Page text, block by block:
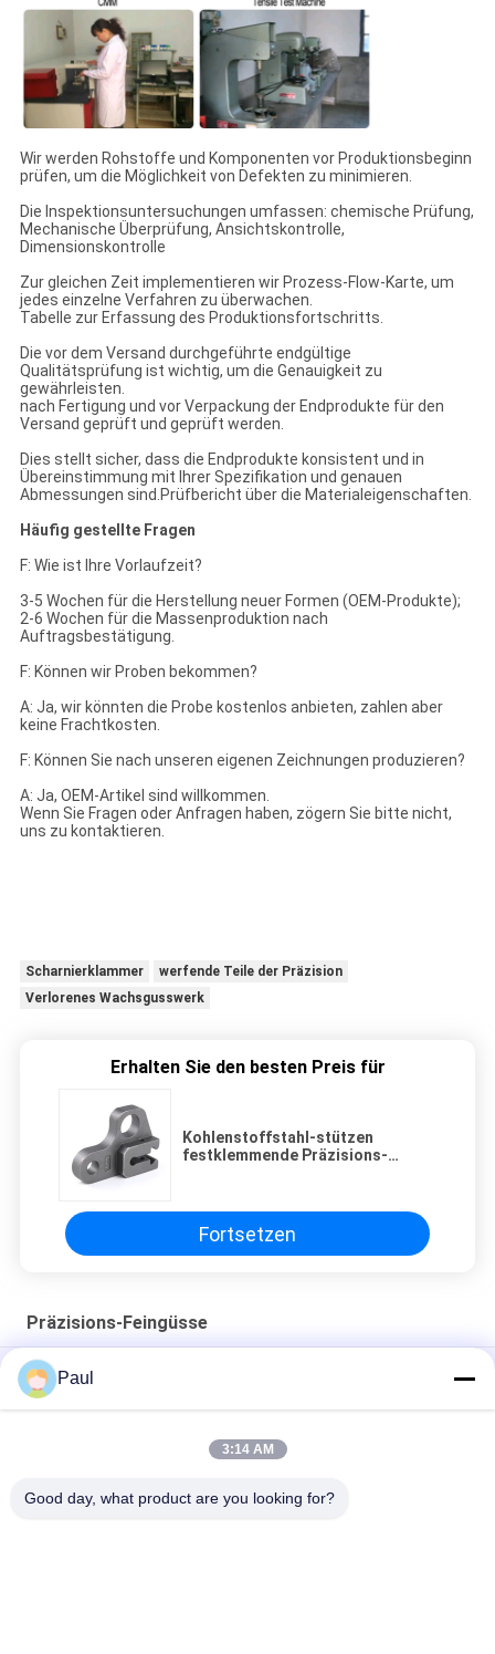
Wir werden Rohstoffe und Komponenten vor Produktionsbeginn
prüfen, um die Möglichkeit von Defekten zu minimieren.
Die Inspektionsuntersuchungen umfassen: chemische Prüfung,
Mechanische Überprüfung, Ansichtskontrolle,
Dimensionskontrolle
Zur gleichen Zeit implementieren wir Prozess-Flow-Karte, um
jedes einzelne Verfahren zu überwachen.
Tabelle zur Erfassung des Produktionsfortschritts.
Die vor dem Versand durchgeführte endgültige
Qualitätsprüfung ist wichtig, um die Genauigkeit zu
gewährleisten.
nach Fertigung und vor Verpackung der Endprodukte für den
Versand geprüft und geprüft werden.
Dies stellt sicher, dass die Endprodukte konsistent und in
Übereinstimmung mit Ihrer Spezifikation und genauen
Abmessungen sind.Prüfbericht über die Materialeigenschaften.
Häufig gestellte Fragen
F: Wie ist Ihre Vorlaufzeit?
3-5 Wochen für die Herstellung neuer Formen (OEM-Produkte);
2-6 Wochen für die Massenproduktion nach
Auftragsbestätigung.
F: Können wir Proben bekommen?
A: Ja, wir könnten die Probe kostenlos anbieten, zahlen aber
keine Frachtkosten.
F: Können Sie nach unseren eigenen Zeichnungen produzieren?
A: Ja, OEM-Artikel sind willkommen.
Wenn Sie Fragen oder Anfragen haben, zögern Sie bitte nicht,
uns zu kontaktieren.
Scharnierklammer
werfende Teile der Präzision
Verlorenes Wachsgusswerk
Erhalten Sie den besten Preis für
Kohlenstoffstahl-stützen
festklemmende Präzisions-
Fortsetzen
Präzisions-Feingüsse
Teile aus Edelstahl, verlorenes Wachs, Gießerei, Zubehör für
mechanische Fahrzeuge
Paul
3:14 AM
Good day, what product are you looking for?